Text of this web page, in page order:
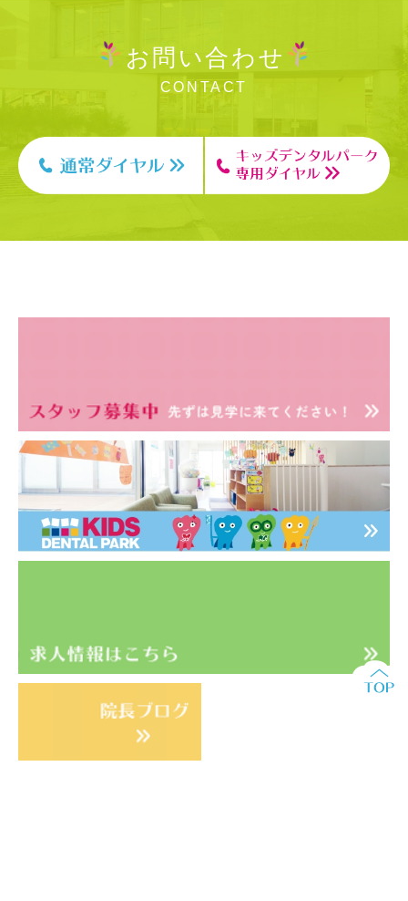
お問い合わせ
CONTACT